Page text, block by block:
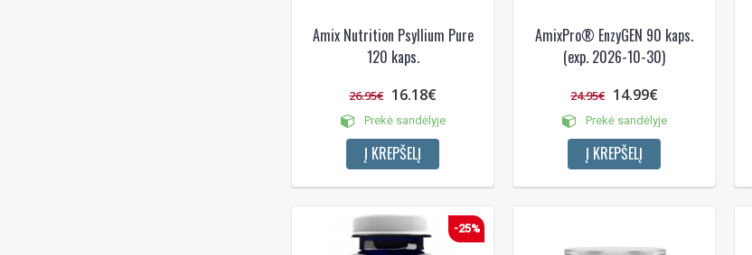
Amix Nutrition Psyllium Pure
120 kaps.
26.95€ 16.18€
Prekė sandėlyje
Į KREPŠELĮ
AmixPro® EnzyGEN 90 kaps.
(exp. 2026-10-30)
24.95€ 14.99€
Prekė sandėlyje
Į KREPŠELĮ
-25%